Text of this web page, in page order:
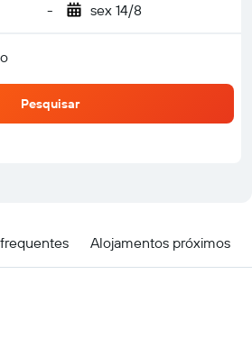
- sex 14/8
Pesquisar
Alojamentos próximos